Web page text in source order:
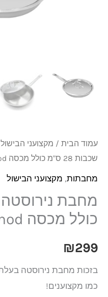
עמוד הבית / מקצועני הבישול
שכבות 28 ס"מ כולל מכסה Vinod
מחבתות, מקצועני הבישול
כולל מכסה Vinod
₪299
כמו מקצוענים!
Vinod